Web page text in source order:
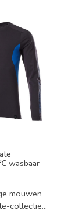
wasbaar
mouwen
collectie